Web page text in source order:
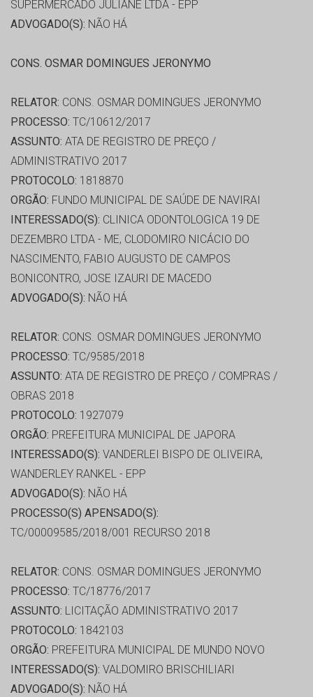
SUPERMERCADO JULIANE LTDA - EPP
ADVOGADO(S): NÃO HÁ
CONS. OSMAR DOMINGUES JERONYMO
RELATOR: CONS. OSMAR DOMINGUES JERONYMO
PROCESSO: TC/10612/2017
ASSUNTO: ATA DE REGISTRO DE PREÇO /
ADMINISTRATIVO 2017
PROTOCOLO: 1818870
ORGÃO: FUNDO MUNICIPAL DE SAÚDE DE NAVIRAI
INTERESSADO(S): CLINICA ODONTOLOGICA 19 DE
DEZEMBRO LTDA - ME, CLODOMIRO NICÁCIO DO
NASCIMENTO, FABIO AUGUSTO DE CAMPOS
BONICONTRO, JOSE IZAURI DE MACEDO
ADVOGADO(S): NÃO HÁ
RELATOR: CONS. OSMAR DOMINGUES JERONYMO
PROCESSO: TC/9585/2018
ASSUNTO: ATA DE REGISTRO DE PREÇO / COMPRAS /
OBRAS 2018
PROTOCOLO: 1927079
ORGÃO: PREFEITURA MUNICIPAL DE JAPORA
INTERESSADO(S): VANDERLEI BISPO DE OLIVEIRA,
WANDERLEY RANKEL - EPP
ADVOGADO(S): NÃO HÁ
PROCESSO(S) APENSADO(S):
TC/00009585/2018/001 RECURSO 2018
RELATOR: CONS. OSMAR DOMINGUES JERONYMO
PROCESSO: TC/18776/2017
ASSUNTO: LICITAÇÃO ADMINISTRATIVO 2017
PROTOCOLO: 1842103
ORGÃO: PREFEITURA MUNICIPAL DE MUNDO NOVO
INTERESSADO(S): VALDOMIRO BRISCHILIARI
ADVOGADO(S): NÃO HÁ